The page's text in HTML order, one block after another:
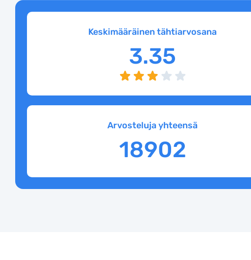
Keskimääräinen tähtiarvosana
3.35
Arvosteluja yhteensä
18902